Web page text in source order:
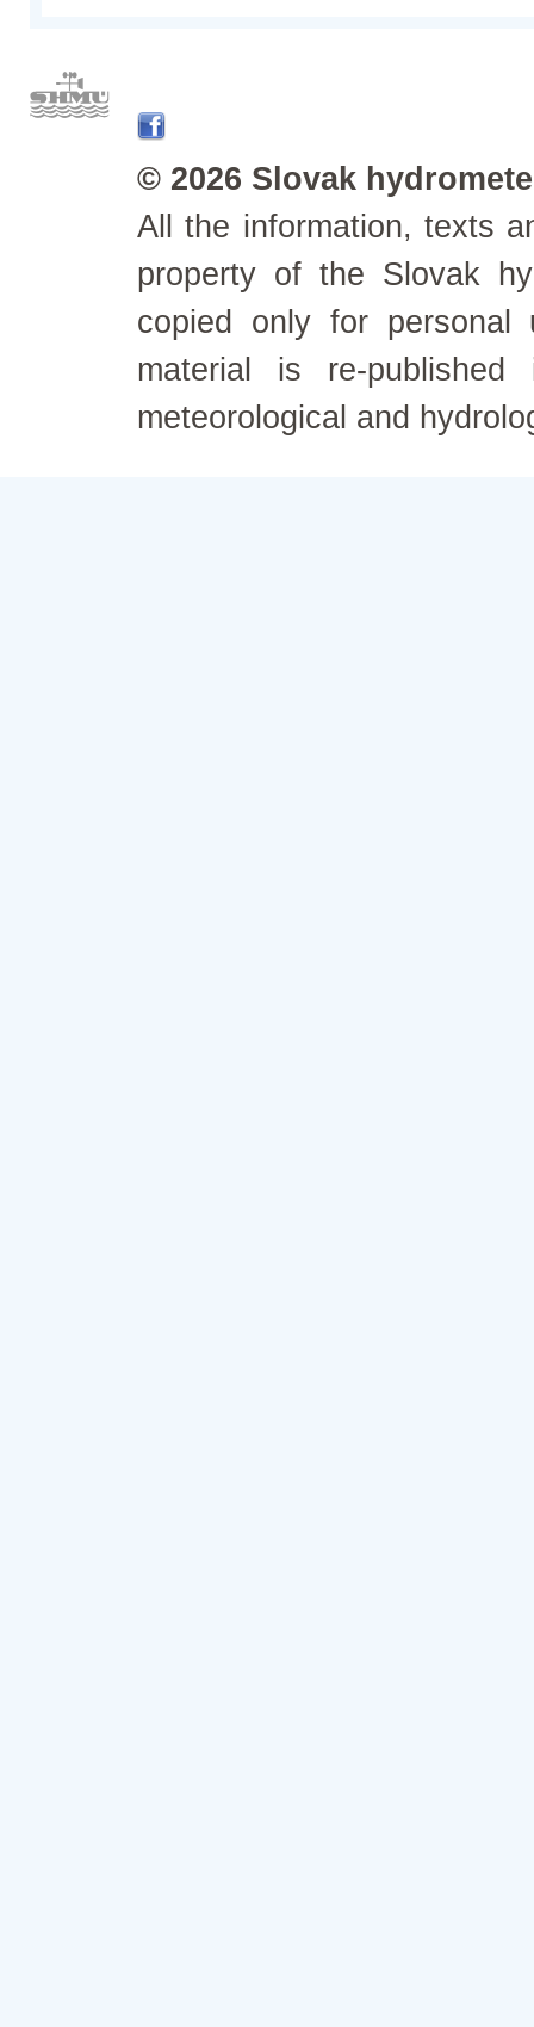
© 2026 Slovak
All the information, texts
property of the Slovak
copied only for personal
material is re-
meteorological and